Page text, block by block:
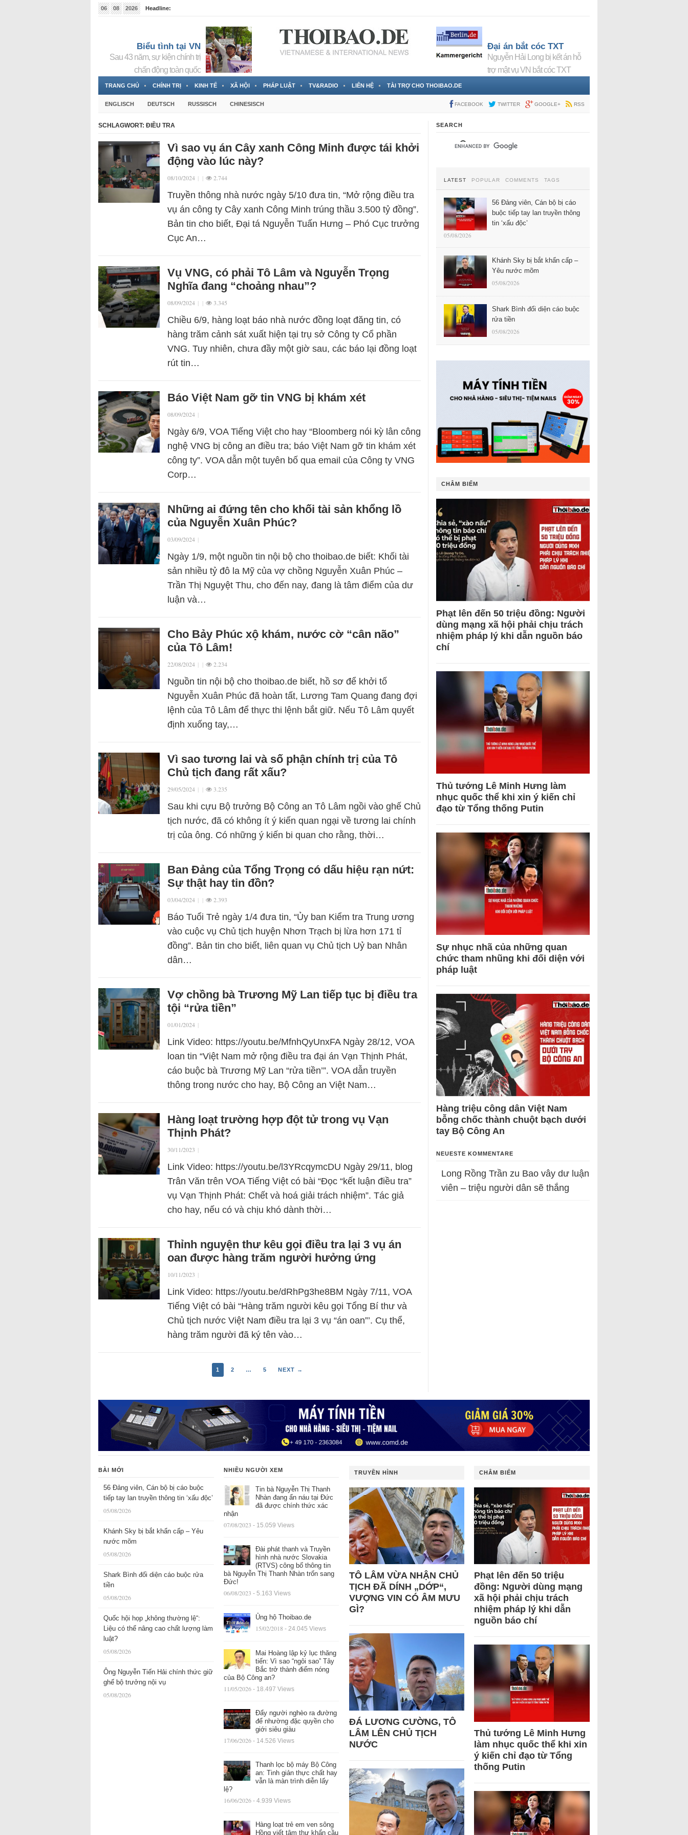
06 08 2026
Headline:
Biểu tình tại VN
Sau 43 năm, sự kiện chính trị
chấn động toàn quốc
Đại án bắt cóc TXT
Nguyễn Hải Long bị kết án hỗ
trợ mật vụ VN bắt cóc TXT
TRANG CHỦ CHÍNH TRỊ KINH TẾ XÃ HỘI PHÁP LUẬT TV&RADIO LIÊN HỆ TÀI TRỢ CHO THOIBAO.DE
ENGLISCH DEUTSCH RUSSISCH CHINESISCH FACEBOOK TWITTER GOOGLE+ RSS
SCHLAGWORT: ĐIỀU TRA
Vì sao vụ án Cây xanh Công Minh được tái khởi
động vào lúc này?
08/10/2024 | | 2.744
Truyền thông nhà nước ngày 5/10 đưa tin, “Mở rộng điều tra
vụ án công ty Cây xanh Công Minh trúng thầu 3.500 tỷ đồng”.
Bản tin cho biết, Đại tá Nguyễn Tuấn Hưng – Phó Cục trưởng
Cục An…
Vụ VNG, có phải Tô Lâm và Nguyễn Trọng
Nghĩa đang “choảng nhau”?
08/09/2024 | | 3.345
Chiều 6/9, hàng loạt báo nhà nước đồng loạt đăng tin, có
hàng trăm cảnh sát xuất hiện tại trụ sở Công ty Cổ phần
VNG. Tuy nhiên, chưa đầy một giờ sau, các báo lại đồng loạt
rút tin…
Báo Việt Nam gỡ tin VNG bị khám xét
08/09/2024 |
Ngày 6/9, VOA Tiếng Việt cho hay “Bloomberg nói kỳ lân công
nghệ VNG bị công an điều tra; báo Việt Nam gỡ tin khám xét
công ty”. VOA dẫn một tuyên bố qua email của Công ty VNG
Corp…
Những ai đứng tên cho khối tài sản khổng lồ
của Nguyễn Xuân Phúc?
03/09/2024 |
Ngày 1/9, một nguồn tin nội bộ cho thoibao.de biết: Khối tài
sản nhiều tỷ đô la Mỹ của vợ chồng Nguyễn Xuân Phúc –
Trần Thị Nguyệt Thu, cho đến nay, đang là tâm điểm của dư
luận và…
Cho Bảy Phúc xộ khám, nước cờ “cân não”
của Tô Lâm!
22/08/2024 | | 2.234
Nguồn tin nội bộ cho thoibao.de biết, hồ sơ để khởi tố
Nguyễn Xuân Phúc đã hoàn tất, Lương Tam Quang đang đợi
lệnh của Tô Lâm để thực thi lệnh bắt giữ. Nếu Tô Lâm quyết
định xuống tay,…
Vì sao tương lai và số phận chính trị của Tô
Chủ tịch đang rất xấu?
29/05/2024 | | 3.235
Sau khi cựu Bộ trưởng Bộ Công an Tô Lâm ngồi vào ghế Chủ
tịch nước, đã có không ít ý kiến quan ngại về tương lai chính
trị của ông. Có những ý kiến bi quan cho rằng, thời…
Ban Đảng của Tổng Trọng có dấu hiệu rạn nứt:
Sự thật hay tin đồn?
03/04/2024 | | 2.393
Báo Tuổi Trẻ ngày 1/4 đưa tin, “Ủy ban Kiểm tra Trung ương
vào cuộc vụ Chủ tịch huyện Nhơn Trạch bị lừa hơn 171 tỉ
đồng”. Bản tin cho biết, liên quan vụ Chủ tịch Uỷ ban Nhân
dân…
Vợ chồng bà Trương Mỹ Lan tiếp tục bị điều tra
tội “rửa tiền”
01/01/2024 |
Link Video: https://youtu.be/MfnhQyUnxFA Ngày 28/12, VOA
loan tin “Việt Nam mở rộng điều tra đại án Vạn Thịnh Phát,
cáo buộc bà Trương Mỹ Lan “rửa tiền’”. VOA dẫn truyền
thông trong nước cho hay, Bộ Công an Việt Nam…
Hàng loạt trường hợp đột tử trong vụ Vạn
Thịnh Phát?
30/11/2023 |
Link Video: https://youtu.be/l3YRcqymcDU Ngày 29/11, blog
Trân Văn trên VOA Tiếng Việt có bài “Đọc “kết luận điều tra”
vụ Vạn Thịnh Phát: Chết và hoá giải trách nhiệm”. Tác giả
cho hay, nếu có và chịu khó dành thời…
Thỉnh nguyện thư kêu gọi điều tra lại 3 vụ án
oan được hàng trăm người hưởng ứng
10/11/2023 |
Link Video: https://youtu.be/dRhPg3he8BM Ngày 7/11, VOA
Tiếng Việt có bài “Hàng trăm người kêu gọi Tổng Bí thư và
Chủ tịch nước Việt Nam điều tra lại 3 vụ “án oan”’. Cụ thể,
hàng trăm người đã ký tên vào…
1 2 … 5 NEXT →
SEARCH
LATEST POPULAR COMMENTS TAGS
56 Đảng viên, Cán bộ bị cáo
buộc tiếp tay lan truyền thông
tin ‘xấu độc’
05/08/2026
Khánh Sky bị bắt khẩn cấp –
Yêu nước mõm
05/08/2026
Shark Bình đối diện cáo buộc
rửa tiền
05/08/2026
CHÂM BIẾM
Phạt lên đến 50 triệu đồng: Người
dùng mạng xã hội phải chịu trách
nhiệm pháp lý khi dẫn nguồn báo
chí
Thủ tướng Lê Minh Hưng làm
nhục quốc thể khi xin ý kiến chỉ
đạo từ Tổng thống Putin
Sự nhục nhã của những quan
chức tham nhũng khi đối diện với
pháp luật
Hàng triệu công dân Việt Nam
bỗng chốc thành chuột bạch dưới
tay Bộ Công An
NEUESTE KOMMENTARE
Long Rồng Trần zu Bao vây dư luận
viên – triệu người dân sẽ thắng
BÀI MỚI
56 Đảng viên, Cán bộ bị cáo buộc
tiếp tay lan truyền thông tin ‘xấu độc’
05/08/2026
Khánh Sky bị bắt khẩn cấp – Yêu
nước mõm
05/08/2026
Shark Bình đối diện cáo buộc rửa
tiền
05/08/2026
Quốc hội họp „không thường lệ“:
Liệu có thể nâng cao chất lượng làm
luật?
05/08/2026
Ông Nguyễn Tiến Hải chính thức giữ
ghế bộ trưởng nội vụ
05/08/2026
NHIỀU NGƯỜI XEM
Tin bà Nguyễn Thị Thanh
Nhàn đang ẩn náu tại Đức
đã được chính thức xác
nhận
07/08/2023 - 15.059 Views
Đài phát thanh và Truyền
hình nhà nước Slovakia
(RTVS) công bố thông tin
bà Nguyễn Thị Thanh Nhàn trốn sang
Đức!
06/08/2023 - 5.163 Views
Ủng hộ Thoibao.de
15/02/2018 - 24.045 Views
Mai Hoàng lập kỷ lục thăng
tiến: Vì sao “ngôi sao” Tây
Bắc trở thành điểm nóng
của Bộ Công an?
11/05/2026 - 18.497 Views
Đẩy người nghèo ra đường
để nhường đặc quyền cho
giới siêu giàu
17/06/2026 - 14.526 Views
Thanh lọc bộ máy Bộ Công
an: Tinh giản thực chất hay
vẫn là màn trình diễn lấy
lệ?
16/06/2026 - 4.939 Views
Hàng loạt trẻ em ven sông
Hồng viết tâm thư khẩn cầu
TRUYỀN HÌNH
TÔ LÂM VỪA NHẬN CHỦ
TỊCH ĐÃ DÍNH „DỚP“,
VƯỢNG VIN CÓ ÂM MƯU
GÌ?
ĐÁ LƯƠNG CƯỜNG, TÔ
LÂM LÊN CHỦ TỊCH
NƯỚC
CHÂM BIẾM
Phạt lên đến 50 triệu
đồng: Người dùng mạng
xã hội phải chịu trách
nhiệm pháp lý khi dẫn
nguồn báo chí
Thủ tướng Lê Minh Hưng
làm nhục quốc thể khi xin
ý kiến chỉ đạo từ Tổng
thống Putin